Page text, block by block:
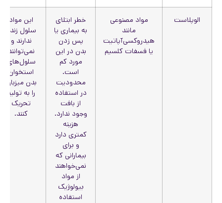
الوپلاست
مواد مصنوعی
مانند
هیدروکسی‌آپاتیت
یا فسفات کلسیم
خطر ابتلای
به بیماری یا
پس زدن
بدن در این
مورد کم
است.
محدودیت
در استفاده
از بافت
وجود ندارد.
هزینه
کمتری دارد
و برای
بیمارانی که
نمی‌خواهند
از مواد
بیولوژیک
استفاده
این مواد
سلول زنده
ندارند و
نمی‌توانند
سلول‌های
استخوان
بدن میزبان
را به تولید
تحریک
کنند.